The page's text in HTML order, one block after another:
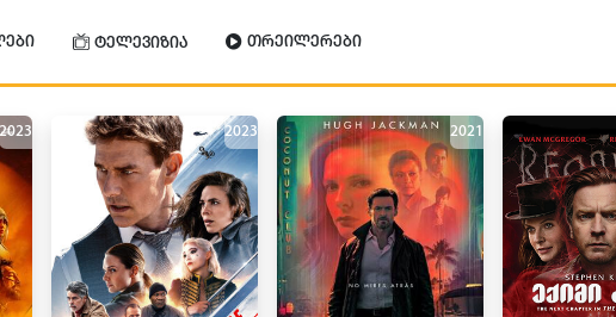
ტელევიზია თრეილერები
2023 2023 2021